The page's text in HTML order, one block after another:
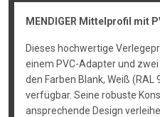
MENDIGER Mittelprofil mit
Dieses hochwertige
einem PVC-Adapter und
den Farben Blank, Weiß
verfügbar. Seine robuste
ansprechende Design